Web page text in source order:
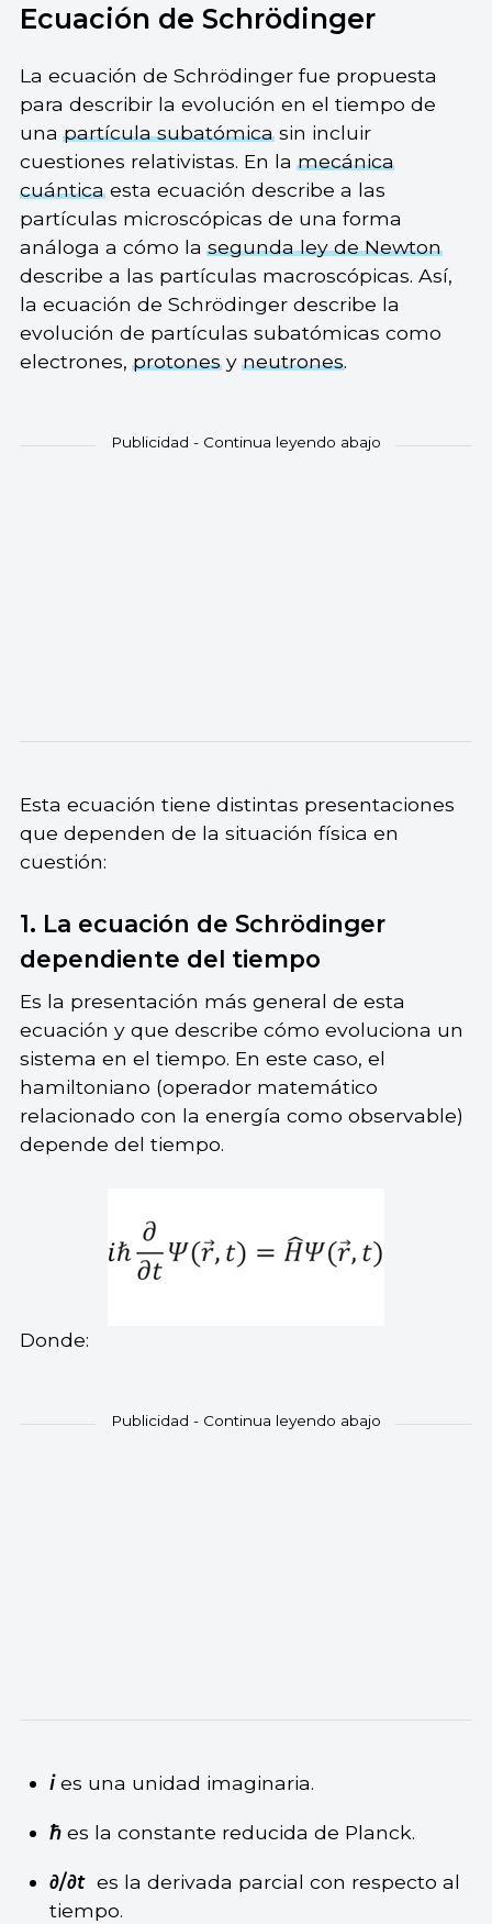
Ecuación de Schrödinger
La ecuación de Schrödinger fue propuesta
para describir la evolución en el tiempo de
unapartícula subatómicasin incluir
cuestiones relativistas. En lamecánica
cuánticaesta ecuación describe a las
partículas microscópicas de una forma
análoga a cómo lasegunda ley de Newton
describe a las partículas macroscópicas. Así,
la ecuación de Schrödinger describe la
evolución de partículas subatómicas como
electrones,protonesyneutrones.
Esta ecuación tiene distintas presentaciones
que dependen de la situación física en
cuestión:
1. La ecuación de Schrödinger
dependiente del tiempo
Es la presentación más general de esta
ecuación y que describe cómo evoluciona un
sistema en el tiempo. En este caso, el
hamiltoniano (operador matemático
relacionado con la energía como observable)
depende del tiempo.
Donde:
i es una unidad imaginaria.
ℏes la constante reducida de Planck.
∂/∂tes la derivada parcial con respecto al
tiempo.